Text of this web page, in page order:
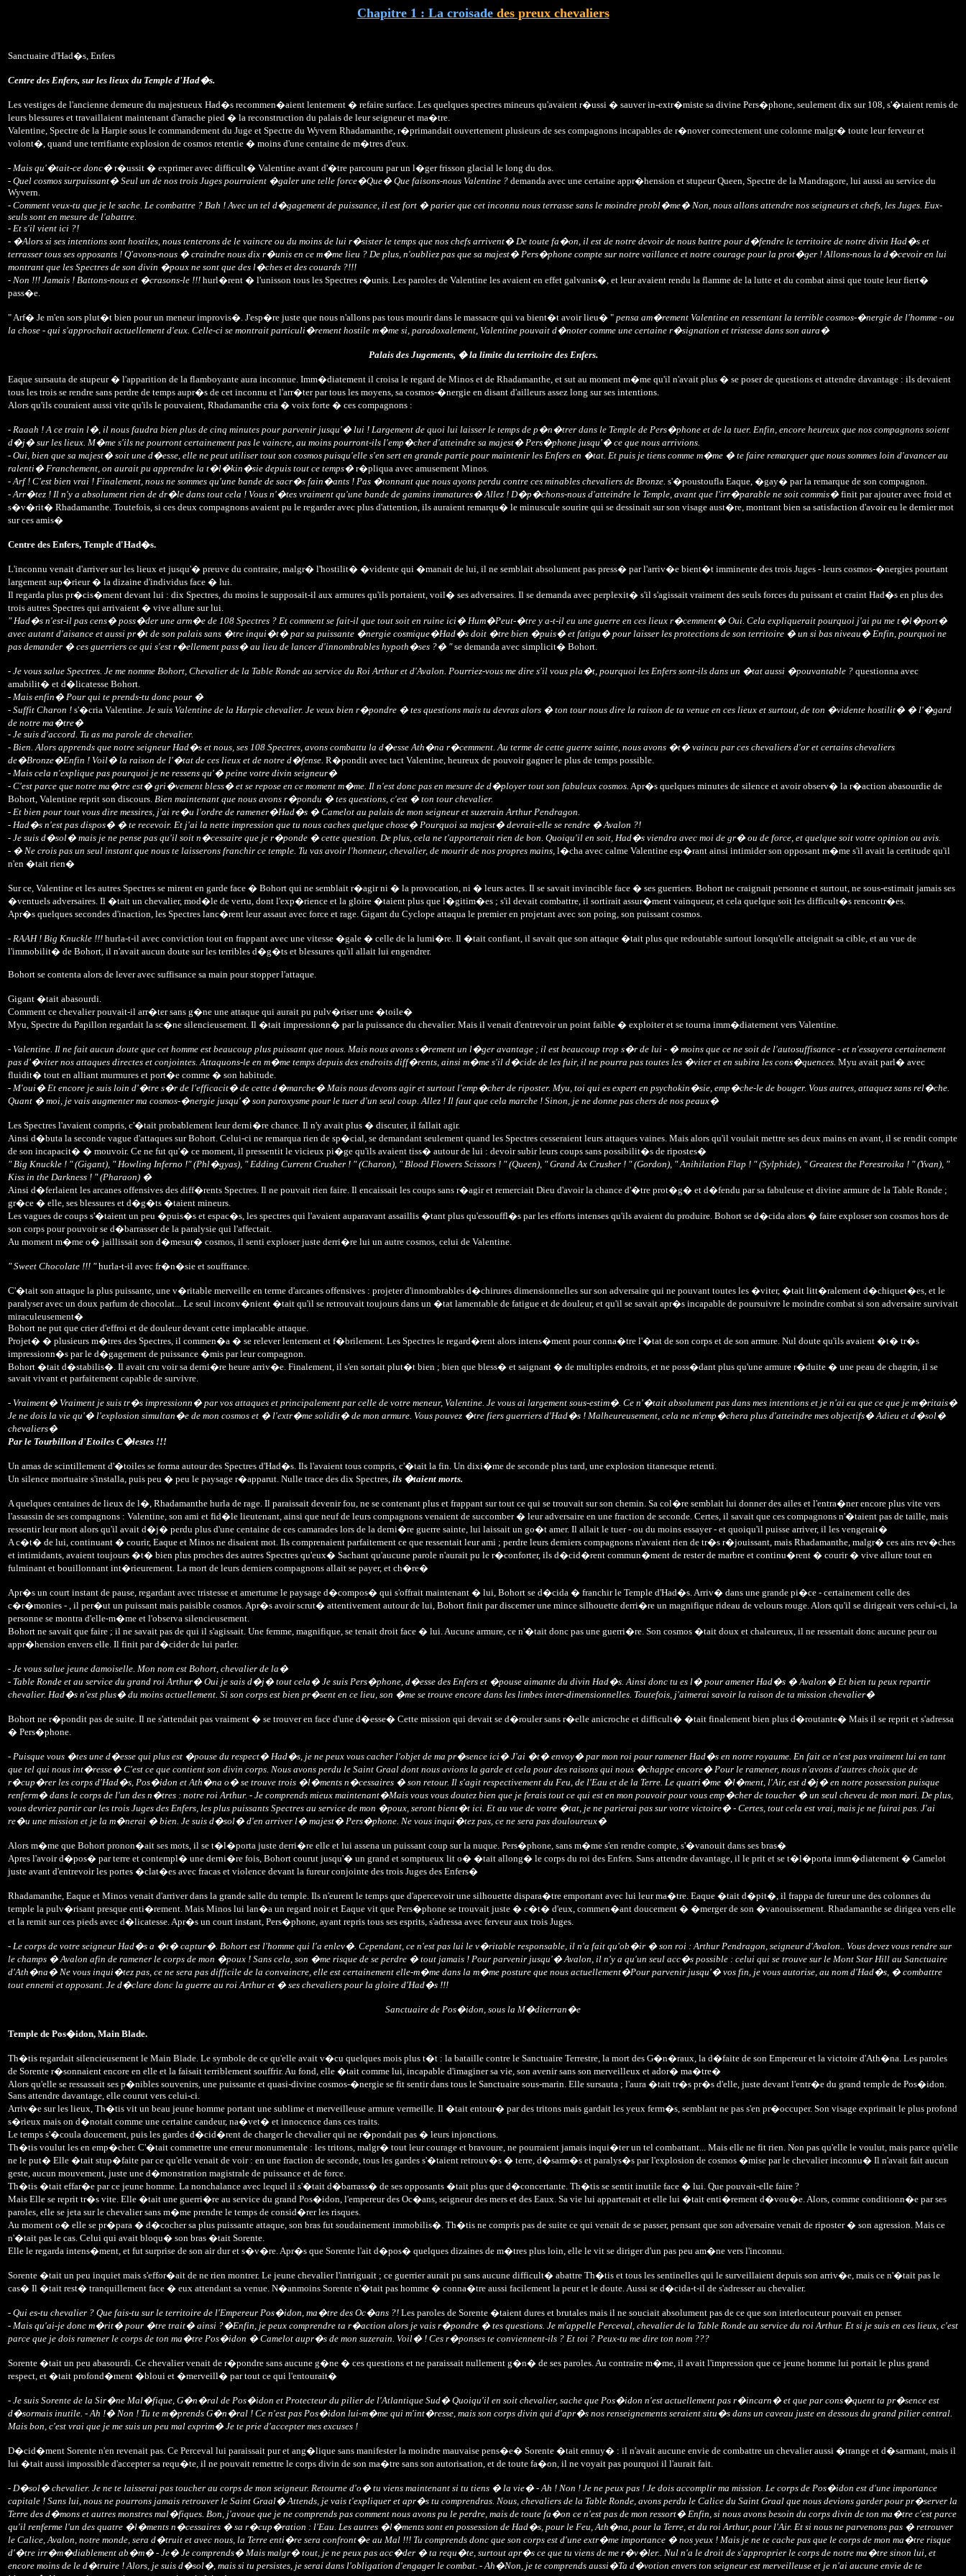
Chapitre 1 : La croisadedes preux chevaliers
Sanctuaire d'Had�s, Enfers
Centre des Enfers, sur les lieux du Temple d'Had�s.
Les vestiges de l'ancienne demeure du majestueux Had�s recommen�aient lentement � refaire surface. Les quelques spectres mineurs qu'avaient r�ussi � sauver in-extr�miste sa divine Pers�phone, seulement dix sur 108, s'�taient remis de
leurs blessures et travaillaient maintenant d'arrache pied � la reconstruction du palais de leur seigneur et ma�tre.
Valentine, Spectre de la Harpie sous le commandement du Juge et Spectre du Wyvern Rhadamanthe, r�primandait ouvertement plusieurs de ses compagnons incapables de r�nover correctement une colonne malgr� toute leur ferveur et
volont�, quand une terrifiante explosion de cosmos retentie � moins d'une centaine de m�tres d'eux.
- Mais qu'�tait-ce donc�r�ussit � exprimer avec difficult� Valentine avant d'�tre parcouru par un l�ger frisson glacial le long du dos.
- Quel cosmos surpuissant� Seul un de nos trois Juges pourraient �galer une telle force�Que� Que faisons-nous Valentine ? demanda avec une certaine appr�hension et stupeur Queen, Spectre de la Mandragore, lui aussi au service du
Wyvern.
- Comment veux-tu que je le sache. Le combattre ? Bah ! Avec un tel d�gagement de puissance, il est fort � parier que cet inconnu nous terrasse sans le moindre probl�me� Non, nous allons attendre nos seigneurs et chefs, les Juges. Eux-
seuls sont en mesure de l'abattre.
- Et s'il vient ici ?!
- �Alors si ses intentions sont hostiles, nous tenterons de le vaincre ou du moins de lui r�sister le temps que nos chefs arrivent� De toute fa�on, il est de notre devoir de nous battre pour d�fendre le territoire de notre divin Had�s et
terrasser tous ses opposants ! Q'avons-nous � craindre nous dix r�unis en ce m�me lieu ? De plus, n'oubliez pas que sa majest� Pers�phone compte sur notre vaillance et notre courage pour la prot�ger ! Allons-nous la d�cevoir en lui
montrant que les Spectres de son divin �poux ne sont que des l�ches et des couards ?!!!
- Non !!! Jamais ! Battons-nous et �crasons-le !!! hurl�rent � l'unisson tous les Spectres r�unis. Les paroles de Valentine les avaient en effet galvanis�, et leur avaient rendu la flamme de la lutte et du combat ainsi que toute leur fiert�
pass�e.
" Arf� Je m'en sors plut�t bien pour un meneur improvis�. J'esp�re juste que nous n'allons pas tous mourir dans le massacre qui va bient�t avoir lieu� " pensa am�rement Valentine en ressentant la terrible cosmos-�nergie de l'homme - ou
la chose - qui s'approchait actuellement d'eux. Celle-ci se montrait particuli�rement hostile m�me si, paradoxalement, Valentine pouvait d�noter comme une certaine r�signation et tristesse dans son aura�
Palais des Jugements, � la limite du territoire des Enfers.
Eaque sursauta de stupeur � l'apparition de la flamboyante aura inconnue. Imm�diatement il croisa le regard de Minos et de Rhadamanthe, et sut au moment m�me qu'il n'avait plus � se poser de questions et attendre davantage : ils devaient
tous les trois se rendre sans perdre de temps aupr�s de cet inconnu et l'arr�ter par tous les moyens, sa cosmos-�nergie en disant d'ailleurs assez long sur ses intentions.
Alors qu'ils couraient aussi vite qu'ils le pouvaient, Rhadamanthe cria � voix forte � ces compagnons :
- Raaah ! A ce train l�, il nous faudra bien plus de cinq minutes pour parvenir jusqu'� lui ! Largement de quoi lui laisser le temps de p�n�trer dans le Temple de Pers�phone et de la tuer. Enfin, encore heureux que nos compagnons soient
d�j� sur les lieux. M�me s'ils ne pourront certainement pas le vaincre, au moins pourront-ils l'emp�cher d'atteindre sa majest� Pers�phone jusqu'� ce que nous arrivions.
- Oui, bien que sa majest� soit une d�esse, elle ne peut utiliser tout son cosmos puisqu'elle s'en sert en grande partie pour maintenir les Enfers en �tat. Et puis je tiens comme m�me � te faire remarquer que nous sommes loin d'avancer au
ralenti� Franchement, on aurait pu apprendre la t�l�kin�sie depuis tout ce temps�r�pliqua avec amusement Minos.
-Arf ! C'est bien vrai ! Finalement, nous ne sommes qu'une bande de sacr�s fain�ants ! Pas �tonnant que nous ayons perdu contre ces minables chevaliers de Bronze. s'�poustoufla Eaque, �gay� par la remarque de son compagnon.
-Arr�tez ! Il n'y a absolument rien de dr�le dans tout cela ! Vous n'�tes vraiment qu'une bande de gamins immatures� Allez ! D�p�chons-nous d'atteindre le Temple, avant que l'irr�parable ne soit commis�finit par ajouter avec froid et
s�v�rit� Rhadamanthe. Toutefois, si ces deux compagnons avaient pu le regarder avec plus d'attention, ils auraient remarqu� le minuscule sourire qui se dessinait sur son visage aust�re, montrant bien sa satisfaction d'avoir eu le dernier mot
sur ces amis�
Centre des Enfers, Temple d'Had�s.
L'inconnu venait d'arriver sur les lieux et jusqu'� preuve du contraire, malgr� l'hostilit� �vidente qui �manait de lui, il ne semblait absolument pas press� par l'arriv�e bient�t imminente des trois Juges - leurs cosmos-�nergies pourtant
largement sup�rieur � la dizaine d'individus face � lui.
Il regarda plus pr�cis�ment devant lui : dix Spectres, du moins le supposait-il aux armures qu'ils portaient, voil� ses adversaires. Il se demanda avec perplexit� s'il s'agissait vraiment des seuls forces du puissant et craint Had�s en plus des
trois autres Spectres qui arrivaient � vive allure sur lui.
" Had�s n'est-il pas cens� poss�der une arm�e de 108 Spectres ? Et comment se fait-il que tout soit en ruine ici� Hum�Peut-�tre y a-t-il eu une guerre en ces lieux r�cemment� Oui. Cela expliquerait pourquoi j'ai pu me t�l�port�
avec autant d'aisance et aussi pr�t de son palais sans �tre inqui�t� par sa puissante �nergie cosmique�Had�s doit �tre bien �puis� et fatigu� pour laisser les protections de son territoire � un si bas niveau� Enfin, pourquoi ne
pas demander � ces guerriers ce qui s'est r�ellement pass� au lieu de lancer d'innombrables hypoth�ses ?� "se demanda avec simplicit� Bohort.
- Je vous salue Spectres. Je me nomme Bohort, Chevalier de la Table Ronde au service du Roi Arthur et d'Avalon. Pourriez-vous me dire s'il vous pla�t, pourquoi les Enfers sont-ils dans un �tat aussi �pouvantable ? questionna avec
amabilit� et d�licatesse Bohort.
- Mais enfin� Pour qui te prends-tu donc pour �
- Suffit Charon ! s'�cria Valentine. Je suis Valentine de la Harpie chevalier. Je veux bien r�pondre � tes questions mais tu devras alors � ton tour nous dire la raison de ta venue en ces lieux et surtout, de ton �vidente hostilit� � l'�gard
de notre ma�tre�
- Je suis d'accord. Tu as ma parole de chevalier.
- Bien. Alors apprends que notre seigneur Had�s et nous, ses 108 Spectres, avons combattu la d�esse Ath�na r�cemment. Au terme de cette guerre sainte, nous avons �t� vaincu par ces chevaliers d'or et certains chevaliers
de�Bronze�Enfin ! Voil� la raison de l'�tat de ces lieux et de notre d�fense. R�pondit avec tact Valentine, heureux de pouvoir gagner le plus de temps possible.
- Mais cela n'explique pas pourquoi je ne ressens qu'� peine votre divin seigneur�
- C'est parce que notre ma�tre est� gri�vement bless� et se repose en ce moment m�me. Il n'est donc pas en mesure de d�ployer tout son fabuleux cosmos. Apr�s quelques minutes de silence et avoir observ� la r�action abasourdie de
Bohort, Valentine reprit son discours. Bien maintenant que nous avons r�pondu � tes questions, c'est � ton tour chevalier.
- Et bien pour tout vous dire messires, j'ai re�u l'ordre de ramener�Had�s � Camelot au palais de mon seigneur et suzerain Arthur Pendragon.
- Had�s n'est pas dispos� � te recevoir. Et j'ai la nette impression que tu nous caches quelque chose� Pourquoi sa majest� devrait-elle se rendre � Avalon ?!
- Je suis d�sol� mais je ne pense pas qu'il soit n�cessaire que je r�ponde � cette question. De plus, cela ne t'apporterait rien de bon. Quoiqu'il en soit, Had�s viendra avec moi de gr� ou de force, et quelque soit votre opinion ou avis.
- � Ne crois pas un seul instant que nous te laisserons franchir ce temple. Tu vas avoir l'honneur, chevalier, de mourir de nos propres mains, l�cha avec calme Valentine esp�rant ainsi intimider son opposant m�me s'il avait la certitude qu'il
n'en �tait rien�
Sur ce, Valentine et les autres Spectres se mirent en garde face � Bohort qui ne semblait r�agir ni � la provocation, ni � leurs actes. Il se savait invincible face � ses guerriers. Bohort ne craignait personne et surtout, ne sous-estimait jamais ses
�ventuels adversaires. Il �tait un chevalier, mod�le de vertu, dont l'exp�rience et la gloire �taient plus que l�gitim�es ; s'il devait combattre, il sortirait assur�ment vainqueur, et cela quelque soit les difficult�s rencontr�es.
Apr�s quelques secondes d'inaction, les Spectres lanc�rent leur assaut avec force et rage. Gigant du Cyclope attaqua le premier en projetant avec son poing, son puissant cosmos.
- RAAH ! Big Knuckle !!! hurla-t-il avec conviction tout en frappant avec une vitesse �gale � celle de la lumi�re. Il �tait confiant, il savait que son attaque �tait plus que redoutable surtout lorsqu'elle atteignait sa cible, et au vue de
l'immobilit� de Bohort, il n'avait aucun doute sur les terribles d�g�ts et blessures qu'il allait lui engendrer.
Bohort se contenta alors de lever avec suffisance sa main pour stopper l'attaque.
Gigant �tait abasourdi.
Comment ce chevalier pouvait-il arr�ter sans g�ne une attaque qui aurait pu pulv�riser une �toile�
Myu, Spectre du Papillon regardait la sc�ne silencieusement. Il �tait impressionn� par la puissance du chevalier. Mais il venait d'entrevoir un point faible � exploiter et se tourna imm�diatement vers Valentine.
- Valentine. Il ne fait aucun doute que cet homme est beaucoup plus puissant que nous. Mais nous avons s�rement un l�ger avantage ; il est beaucoup trop s�r de lui - � moins que ce ne soit de l'autosuffisance - et n'essayera certainement
pas d'�viter nos attaques directes et conjointes. Attaquons-le en m�me temps depuis des endroits diff�rents, ainsi m�me s'il d�cide de les fuir, il ne pourra pas toutes les �viter et en subira les cons�quences. Myu avait parl� avec
fluidit� tout en alliant murmures et port�e comme � son habitude.
- M'oui� Et encore je suis loin d'�tre s�r de l'efficacit� de cette d�marche� Mais nous devons agir et surtout l'emp�cher de riposter. Myu, toi qui es expert en psychokin�sie, emp�che-le de bouger. Vous autres, attaquez sans rel�che.
Quant � moi, je vais augmenter ma cosmos-�nergie jusqu'� son paroxysme pour le tuer d'un seul coup. Allez ! Il faut que cela marche ! Sinon, je ne donne pas chers de nos peaux�
Les Spectres l'avaient compris, c'�tait probablement leur derni�re chance. Il n'y avait plus � discuter, il fallait agir.
Ainsi d�buta la seconde vague d'attaques sur Bohort. Celui-ci ne remarqua rien de sp�cial, se demandant seulement quand les Spectres cesseraient leurs attaques vaines. Mais alors qu'il voulait mettre ses deux mains en avant, il se rendit compte
de son incapacit� � mouvoir. Ce ne fut qu'� ce moment, il pressentit le vicieux pi�ge qu'ils avaient tiss� autour de lui : devoir subir leurs coups sans possibilit�s de ripostes�
" Big Knuckle ! " (Gigant), " Howling Inferno !" (Phl�gyas), " Edding Current Crusher ! " (Charon), " Blood Flowers Scissors ! " (Queen), " Grand Ax Crusher ! " (Gordon), " Anihilation Flap ! " (Sylphide), " Greatest the Perestroika ! " (Yvan), "
Kiss in the Darkness ! " (Pharaon) �
Ainsi d�ferlaient les arcanes offensives des diff�rents Spectres. Il ne pouvait rien faire. Il encaissait les coups sans r�agir et remerciait Dieu d'avoir la chance d'�tre prot�g� et d�fendu par sa fabuleuse et divine armure de la Table Ronde ;
gr�ce � elle, ses blessures et d�g�ts �taient mineurs.
Les vagues de coups s'�taient un peu �puis�s et espac�s, les spectres qui l'avaient auparavant assaillis �tant plus qu'essouffl�s par les efforts intenses qu'ils avaient du produire. Bohort se d�cida alors � faire exploser son cosmos hors de
son corps pour pouvoir se d�barrasser de la paralysie qui l'affectait.
Au moment m�me o� jaillissait son d�mesur� cosmos, il senti exploser juste derri�re lui un autre cosmos, celui de Valentine.
" Sweet Chocolate !!! "hurla-t-il avec fr�n�sie et souffrance.
C'�tait son attaque la plus puissante, une v�ritable merveille en terme d'arcanes offensives : projeter d'innombrables d�chirures dimensionnelles sur son adversaire qui ne pouvant toutes les �viter, �tait litt�ralement d�chiquet�es, et le
paralyser avec un doux parfum de chocolat... Le seul inconv�nient �tait qu'il se retrouvait toujours dans un �tat lamentable de fatigue et de douleur, et qu'il se savait apr�s incapable de poursuivre le moindre combat si son adversaire survivait
miraculeusement�
Bohort ne put que crier d'effroi et de douleur devant cette implacable attaque.
Projet� � plusieurs m�tres des Spectres, il commen�a � se relever lentement et f�brilement. Les Spectres le regard�rent alors intens�ment pour conna�tre l'�tat de son corps et de son armure. Nul doute qu'ils avaient �t� tr�s
impressionn�s par le d�gagement de puissance �mis par leur compagnon.
Bohort �tait d�stabilis�. Il avait cru voir sa derni�re heure arriv�e. Finalement, il s'en sortait plut�t bien ; bien que bless� et saignant � de multiples endroits, et ne poss�dant plus qu'une armure r�duite � une peau de chagrin, il se
savait vivant et parfaitement capable de survivre.
- Vraiment� Vraiment je suis tr�s impressionn� par vos attaques et principalement par celle de votre meneur, Valentine. Je vous ai largement sous-estim�. Ce n'�tait absolument pas dans mes intentions et je n'ai eu que ce que je m�ritais�
Je ne dois la vie qu'� l'explosion simultan�e de mon cosmos et � l'extr�me solidit� de mon armure. Vous pouvez �tre fiers guerriers d'Had�s ! Malheureusement, cela ne m'emp�chera plus d'atteindre mes objectifs� Adieu et d�sol�
chevaliers�
Par le Tourbillon d'Etoiles C�lestes !!!
Un amas de scintillement d'�toiles se forma autour des Spectres d'Had�s. Ils l'avaient tous compris, c'�tait la fin. Un dixi�me de seconde plus tard, une explosion titanesque retenti.
Un silence mortuaire s'installa, puis peu � peu le paysage r�apparut. Nulle trace des dix Spectres, ils �taient morts.
A quelques centaines de lieux de l�, Rhadamanthe hurla de rage. Il paraissait devenir fou, ne se contenant plus et frappant sur tout ce qui se trouvait sur son chemin. Sa col�re semblait lui donner des ailes et l'entra�ner encore plus vite vers
l'assassin de ses compagnons : Valentine, son ami et fid�le lieutenant, ainsi que neuf de leurs compagnons venaient de succomber � leur adversaire en une fraction de seconde. Certes, il savait que ces compagnons n'�taient pas de taille, mais
ressentir leur mort alors qu'il avait d�j� perdu plus d'une centaine de ces camarades lors de la derni�re guerre sainte, lui laissait un go�t amer. Il allait le tuer - ou du moins essayer - et quoiqu'il puisse arriver, il les vengerait�
A c�t� de lui, continuant � courir, Eaque et Minos ne disaient mot. Ils comprenaient parfaitement ce que ressentait leur ami ; perdre leurs derniers compagnons n'avaient rien de tr�s r�jouissant, mais Rhadamanthe, malgr� ces airs rev�ches
et intimidants, avaient toujours �t� bien plus proches des autres Spectres qu'eux� Sachant qu'aucune parole n'aurait pu le r�conforter, ils d�cid�rent commun�ment de rester de marbre et continu�rent � courir � vive allure tout en
fulminant et bouillonnant int�rieurement. La mort de leurs derniers compagnons allait se payer, et ch�re�
Apr�s un court instant de pause, regardant avec tristesse et amertume le paysage d�compos� qui s'offrait maintenant � lui, Bohort se d�cida � franchir le Temple d'Had�s. Arriv� dans une grande pi�ce - certainement celle des
c�r�monies - , il per�ut un puissant mais paisible cosmos. Apr�s avoir scrut� attentivement autour de lui, Bohort finit par discerner une mince silhouette derri�re un magnifique rideau de velours rouge. Alors qu'il se dirigeait vers celui-ci, la
personne se montra d'elle-m�me et l'observa silencieusement.
Bohort ne savait que faire ; il ne savait pas de qui il s'agissait. Une femme, magnifique, se tenait droit face � lui. Aucune armure, ce n'�tait donc pas une guerri�re. Son cosmos �tait doux et chaleureux, il ne ressentait donc aucune peur ou
appr�hension envers elle. Il finit par d�cider de lui parler.
- Je vous salue jeune damoiselle. Mon nom est Bohort, chevalier de la�
- Table Ronde et au service du grand roi Arthur� Oui je sais d�j� tout cela� Je suis Pers�phone, d�esse des Enfers et �pouse aimante du divin Had�s. Ainsi donc tu es l� pour amener Had�s � Avalon� Et bien tu peux repartir
chevalier. Had�s n'est plus� du moins actuellement. Si son corps est bien pr�sent en ce lieu, son �me se trouve encore dans les limbes inter-dimensionnelles. Toutefois, j'aimerai savoir la raison de ta mission chevalier�
Bohort ne r�pondit pas de suite. Il ne s'attendait pas vraiment � se trouver en face d'une d�esse� Cette mission qui devait se d�rouler sans r�elle anicroche et difficult� �tait finalement bien plus d�routante� Mais il se reprit et s'adressa
� Pers�phone.
- Puisque vous �tes une d�esse qui plus est �pouse du respect� Had�s, je ne peux vous cacher l'objet de ma pr�sence ici� J'ai �t� envoy� par mon roi pour ramener Had�s en notre royaume. En fait ce n'est pas vraiment lui en tant
que tel qui nous int�resse� C'est ce que contient son divin corps. Nous avons perdu le Saint Graal dont nous avions la garde et cela pour des raisons qui nous �chappe encore� Pour le ramener, nous n'avons d'autres choix que de
r�cup�rer les corps d'Had�s, Pos�idon et Ath�na o� se trouve trois �l�ments n�cessaires � son retour. Il s'agit respectivement du Feu, de l'Eau et de la Terre. Le quatri�me �l�ment, l'Air, est d�j� en notre possession puisque
renferm� dans le corps de l'un des n�tres : notre roi Arthur. - Je comprends mieux maintenant�Mais vous vous doutez bien que je ferais tout ce qui est en mon pouvoir pour vous emp�cher de toucher � un seul cheveu de mon mari. De plus,
vous devriez partir car les trois Juges des Enfers, les plus puissants Spectres au service de mon �poux, seront bient�t ici. Et au vue de votre �tat, je ne parierai pas sur votre victoire� - Certes, tout cela est vrai, mais je ne fuirai pas. J'ai
re�u une mission et je la m�nerai � bien. Je suis d�sol� d'en arriver l� majest� Pers�phone. Ne vous inqui�tez pas, ce ne sera pas douloureux�
Alors m�me que Bohort pronon�ait ses mots, il se t�l�porta juste derri�re elle et lui assena un puissant coup sur la nuque. Pers�phone, sans m�me s'en rendre compte, s'�vanouit dans ses bras�
Apres l'avoir d�pos� par terre et contempl� une derni�re fois, Bohort courut jusqu'� un grand et somptueux lit o� �tait allong� le corps du roi des Enfers. Sans attendre davantage, il le prit et se t�l�porta imm�diatement � Camelot
juste avant d'entrevoir les portes �clat�es avec fracas et violence devant la fureur conjointe des trois Juges des Enfers�
Rhadamanthe, Eaque et Minos venait d'arriver dans la grande salle du temple. Ils n'eurent le temps que d'apercevoir une silhouette dispara�tre emportant avec lui leur ma�tre. Eaque �tait d�pit�, il frappa de fureur une des colonnes du
temple la pulv�risant presque enti�rement. Mais Minos lui lan�a un regard noir et Eaque vit que Pers�phone se trouvait juste � c�t� d'eux, commen�ant doucement � �merger de son �vanouissement. Rhadamanthe se dirigea vers elle
et la remit sur ces pieds avec d�licatesse. Apr�s un court instant, Pers�phone, ayant repris tous ses esprits, s'adressa avec ferveur aux trois Juges.
- Le corps de votre seigneur Had�s a �t� captur�. Bohort est l'homme qui l'a enlev�. Cependant, ce n'est pas lui le v�ritable responsable, il n'a fait qu'ob�ir � son roi : Arthur Pendragon, seigneur d'Avalon.. Vous devez vous rendre sur
le champs � Avalon afin de ramener le corps de mon �poux ! Sans cela, son �me risque de se perdre � tout jamais ! Pour parvenir jusqu'� Avalon, il n'y a qu'un seul acc�s possible : celui qui se trouve sur le Mont Star Hill au Sanctuaire
d'Ath�na� Ne vous inqui�tez pas, ce ne sera pas difficile de la convaincre, elle est certainement elle-m�me dans la m�me posture que nous actuellement�Pour parvenir jusqu'� vos fin, je vous autorise, au nom d'Had�s, � combattre
tout ennemi et opposant. Je d�clare donc la guerre au roi Arthur et � ses chevaliers pour la gloire d'Had�s !!!
Sanctuaire de Pos�idon, sous la M�diterran�e
Temple de Pos�idon, Main Blade.
Th�tis regardait silencieusement le Main Blade. Le symbole de ce qu'elle avait v�cu quelques mois plus t�t : la bataille contre le Sanctuaire Terrestre, la mort des G�n�raux, la d�faite de son Empereur et la victoire d'Ath�na. Les paroles
de Sorente r�sonnaient encore en elle et la faisait terriblement souffrir. Au fond, elle �tait comme lui, incapable d'imaginer sa vie, son avenir sans son merveilleux et ador� ma�tre�
Alors qu'elle se ressassait ses p�nibles souvenirs, une puissante et quasi-divine cosmos-�nergie se fit sentir dans tous le Sanctuaire sous-marin. Elle sursauta ; l'aura �tait tr�s pr�s d'elle, juste devant l'entr�e du grand temple de Pos�idon.
Sans attendre davantage, elle courut vers celui-ci.
Arriv�e sur les lieux, Th�tis vit un beau jeune homme portant une sublime et merveilleuse armure vermeille. Il �tait entour� par des tritons mais gardait les yeux ferm�s, semblant ne pas s'en pr�occuper. Son visage exprimait le plus profond
s�rieux mais on d�notait comme une certaine candeur, na�vet� et innocence dans ces traits.
Le temps s'�coula doucement, puis les gardes d�cid�rent de charger le chevalier qui ne r�pondait pas � leurs injonctions.
Th�tis voulut les en emp�cher. C'�tait commettre une erreur monumentale : les tritons, malgr� tout leur courage et bravoure, ne pourraient jamais inqui�ter un tel combattant... Mais elle ne fit rien. Non pas qu'elle le voulut, mais parce qu'elle
ne le put� Elle �tait stup�faite par ce qu'elle venait de voir : en une fraction de seconde, tous les gardes s'�taient retrouv�s � terre, d�sarm�s et paralys�s par l'explosion de cosmos �mise par le chevalier inconnu� Il n'avait fait aucun
geste, aucun mouvement, juste une d�monstration magistrale de puissance et de force.
Th�tis �tait effar�e par ce jeune homme. La nonchalance avec lequel il s'�tait d�barrass� de ses opposants �tait plus que d�concertante. Th�tis se sentit inutile face � lui. Que pouvait-elle faire ?
Mais Elle se reprit tr�s vite. Elle �tait une guerri�re au service du grand Pos�idon, l'empereur des Oc�ans, seigneur des mers et des Eaux. Sa vie lui appartenait et elle lui �tait enti�rement d�vou�e. Alors, comme conditionn�e par ses
paroles, elle se jeta sur le chevalier sans m�me prendre le temps de consid�rer les risques.
Au moment o� elle se pr�para � d�cocher sa plus puissante attaque, son bras fut soudainement immobilis�. Th�tis ne compris pas de suite ce qui venait de se passer, pensant que son adversaire venait de riposter � son agression. Mais ce
n'�tait pas le cas. Celui qui avait bloqu� son bras �tait Sorente.
Elle le regarda intens�ment, et fut surprise de son air dur et s�v�re. Apr�s que Sorente l'ait d�pos� quelques dizaines de m�tres plus loin, elle le vit se diriger d'un pas peu am�ne vers l'inconnu.
Sorente �tait un peu inquiet mais s'effor�ait de ne rien montrer. Le jeune chevalier l'intriguait ; ce guerrier aurait pu sans aucune difficult� abattre Th�tis et tous les sentinelles qui le surveillaient depuis son arriv�e, mais ce n'�tait pas le
cas� Il �tait rest� tranquillement face � eux attendant sa venue. N�anmoins Sorente n'�tait pas homme � conna�tre aussi facilement la peur et le doute. Aussi se d�cida-t-il de s'adresser au chevalier.
- Qui es-tu chevalier ? Que fais-tu sur le territoire de l'Empereur Pos�idon, ma�tre des Oc�ans ?! Les paroles de Sorente �taient dures et brutales mais il ne souciait absolument pas de ce que son interlocuteur pouvait en penser.
- Mais qu'ai-je donc m�rit� pour �tre trait� ainsi ?�Enfin, je peux comprendre ta r�action alors je vais r�pondre � tes questions. Je m'appelle Perceval, chevalier de la Table Ronde au service du roi Arthur. Et si je suis en ces lieux, c'est
parce que je dois ramener le corps de ton ma�tre Pos�idon � Camelot aupr�s de mon suzerain. Voil� ! Ces r�ponses te conviennent-ils ? Et toi ? Peux-tu me dire ton nom ???
Sorente �tait un peu abasourdi. Ce chevalier venait de r�pondre sans aucune g�ne � ces questions et ne paraissait nullement g�n� de ses paroles. Au contraire m�me, il avait l'impression que ce jeune homme lui portait le plus grand
respect, et �tait profond�ment �bloui et �merveill� par tout ce qui l'entourait�
- Je suis Sorente de la Sir�ne Mal�fique, G�n�ral de Pos�idon et Protecteur du pilier de l'Atlantique Sud� Quoiqu'il en soit chevalier, sache que Pos�idon n'est actuellement pas r�incarn� et que par cons�quent ta pr�sence est
d�sormais inutile. - Ah !� Non ! Tu te m�prends G�n�ral ! Ce n'est pas Pos�idon lui-m�me qui m'int�resse, mais son corps divin qui d'apr�s nos renseignements seraient situ�s dans un caveau juste en dessous du grand pilier central.
Mais bon, c'est vrai que je me suis un peu mal exprim� Je te prie d'accepter mes excuses !
D�cid�ment Sorente n'en revenait pas. Ce Perceval lui paraissait pur et ang�lique sans manifester la moindre mauvaise pens�e� Sorente �tait ennuy� : il n'avait aucune envie de combattre un chevalier aussi �trange et d�sarmant, mais il
lui �tait aussi impossible d'accepter sa requ�te, il ne pouvait remettre le corps divin de son ma�tre sans son autorisation, et de toute fa�on, il ne voyait pas pourquoi il l'aurait fait.
- D�sol� chevalier. Je ne te laisserai pas toucher au corps de mon seigneur. Retourne d'o� tu viens maintenant si tu tiens � la vie� - Ah ! Non ! Je ne peux pas ! Je dois accomplir ma mission. Le corps de Pos�idon est d'une importance
capitale ! Sans lui, nous ne pourrons jamais retrouver le Saint Graal� Attends, je vais t'expliquer et apr�s tu comprendras. Nous, chevaliers de la Table Ronde, avons perdu le Calice du Saint Graal que nous devions garder pour pr�server la
Terre des d�mons et autres monstres mal�fiques. Bon, j'avoue que je ne comprends pas comment nous avons pu le perdre, mais de toute fa�on ce n'est pas de mon ressort� Enfin, si nous avons besoin du corps divin de ton ma�tre c'est parce
qu'il renferme l'un des quatre �l�ments n�cessaires � sa r�cup�ration : l'Eau. Les autres �l�ments sont en possession de Had�s, pour le Feu, Ath�na, pour la Terre, et du roi Arthur, pour l'Air. Et si nous ne parvenons pas � retrouver
le Calice, Avalon, notre monde, sera d�truit et avec nous, la Terre enti�re sera confront�e au Mal !!! Tu comprends donc que son corps est d'une extr�me importance � nos yeux ! Mais je ne te cache pas que le corps de mon ma�tre risque
d'�tre irr�m�diablement ab�m� - Je� Je comprends� Mais malgr� tout, je ne peux pas acc�der � ta requ�te, surtout apr�s ce que tu viens de me r�v�ler.. Nul n'a le droit de s'approprier le corps de notre ma�tre sinon lui, et
encore moins de le d�truire ! Alors, je suis d�sol�, mais si tu persistes, je serai dans l'obligation d'engager le combat. - Ah�Non, je te comprends aussi�Ta d�votion envers ton seigneur est merveilleuse et je n'ai aucune envie de te